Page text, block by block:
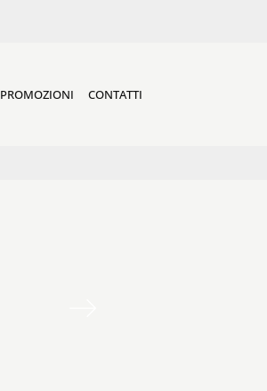
PROMOZIONI CONTATTI